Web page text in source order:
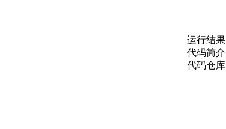
运行结果
代码简介
代码仓库